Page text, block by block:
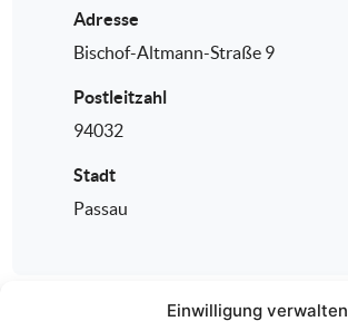
Einwilligung verwalten
Adresse
Bischof-Altmann-Straße 9
Postleitzahl
94032
Stadt
Passau